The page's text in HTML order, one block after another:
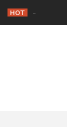
content
HOT -